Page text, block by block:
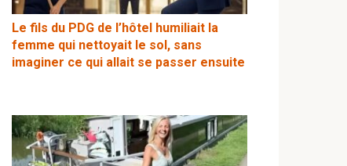
Le fils du PDG de l’hôtel humiliait la
femme qui nettoyait le sol, sans
imaginer ce qui allait se passer ensuite